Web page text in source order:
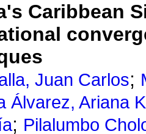
Caribbean
Juan Carlos;
Álvarez, Ariana
; Pilalumbo